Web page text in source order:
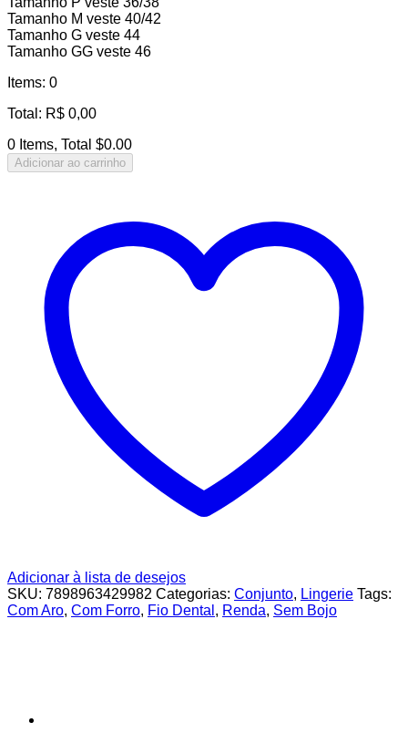
Tamanho M veste 40/42
Tamanho G veste 44
Tamanho GG veste 46
Items: 0
Total : R$ 0,00
0 Items, Total $0.00
Adicionar ao carrinho
Adicionar à lista de desejos
SKU: 7898963429982 Categorias: Conjunto, Lingerie Tags:
Com Aro, Com Forro, Fio Dental , Renda, Sem Bojo